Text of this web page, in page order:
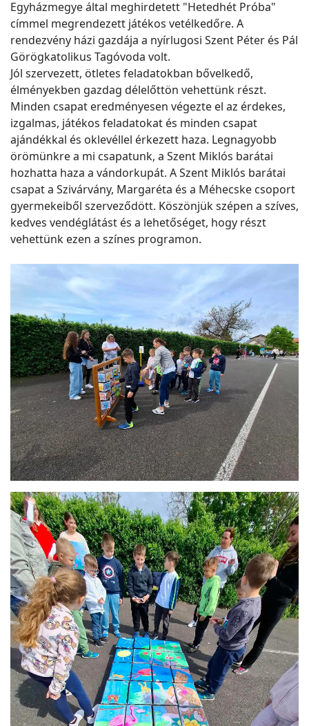
Egyházmegye által meghirdetett "Hetedhét Próba"
címmel megrendezett játékos vetélkedőre. A
rendezvény házi gazdája a nyírlugosi Szent Péter és Pál
Görögkatolikus Tagóvoda volt.
Jól szervezett, ötletes feladatokban bővelkedő,
élményekben gazdag délelőttön vehettünk részt.
Minden csapat eredményesen végezte el az érdekes,
izgalmas, játékos feladatokat és minden csapat
ajándékkal és oklevéllel érkezett haza. Legnagyobb
örömünkre a mi csapatunk, a Szent Miklós barátai
hozhatta haza a vándorkupát. A Szent Miklós barátai
csapat a Szivárvány, Margaréta és a Méhecske csoport
gyermekeiből szerveződött. Köszönjük szépen a szíves,
kedves vendéglátást és a lehetőséget, hogy részt
vehettünk ezen a színes programon.